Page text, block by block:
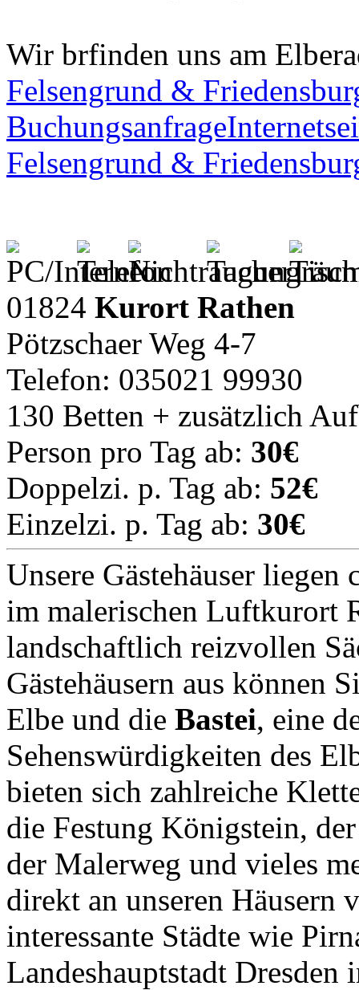
Wir brfinden uns am
Felsengrund &
Buchungsanfrage
Felsengrund &
01824 Kurort Rathen
Pötzschaer Weg 4-7
Telefon: 035021 99930
130 Betten + zusätzlich
Person pro Tag ab: 30€
Doppelzi. p. Tag ab: 52€
Einzelzi. p. Tag ab: 30€
Unsere Gästehäuser
im malerischen Luftkurort
landschaftlich reizvollen
Gästehäusern aus können
Elbe und die Bastei, eine
Sehenswürdigkeiten des
bieten sich zahlreiche
die Festung Königstein,
der Malerweg und vieles
direkt an unseren Häusern
interessante Städte wie
Landeshauptstadt Dresden